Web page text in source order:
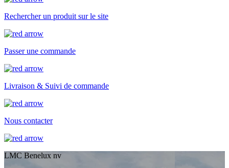
Rechercher un produit sur le site
Passer une commande
Livraison & Suivi de commande
Nous contacter
LMC Benelux nv